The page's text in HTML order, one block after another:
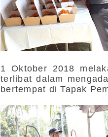
1 Oktober 2018
terlibat dalam
bertempat di Tapak